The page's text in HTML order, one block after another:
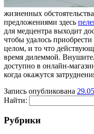
жизненных
предложениями здесь
для медцентра выходит
чтобы удалось
целом, и то что
время дилеммой.
доступно в онлайн-
когда окажутся
Запись опубликована
Найти:
Рубрики